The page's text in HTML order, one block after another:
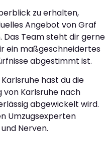
zu erhalten,
Angebot von Graf
Das Team steht dir gerne
ein maßgeschneidertes
abgestimmt ist.
hast du die
von Karlsruhe nach
abgewickelt wird.
Umzugsexperten
Nerven.